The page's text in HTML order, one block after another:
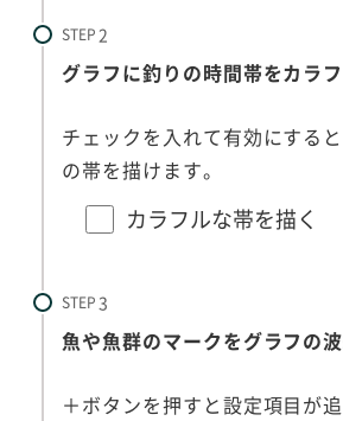
STEP
グラフに釣りの時間帯をカラ
チェックを入れて有効にする
の帯を描けます。
カラフルな帯を描く
STEP
魚や魚群のマークをグラフの
＋ボタンを押すと設定項目が追